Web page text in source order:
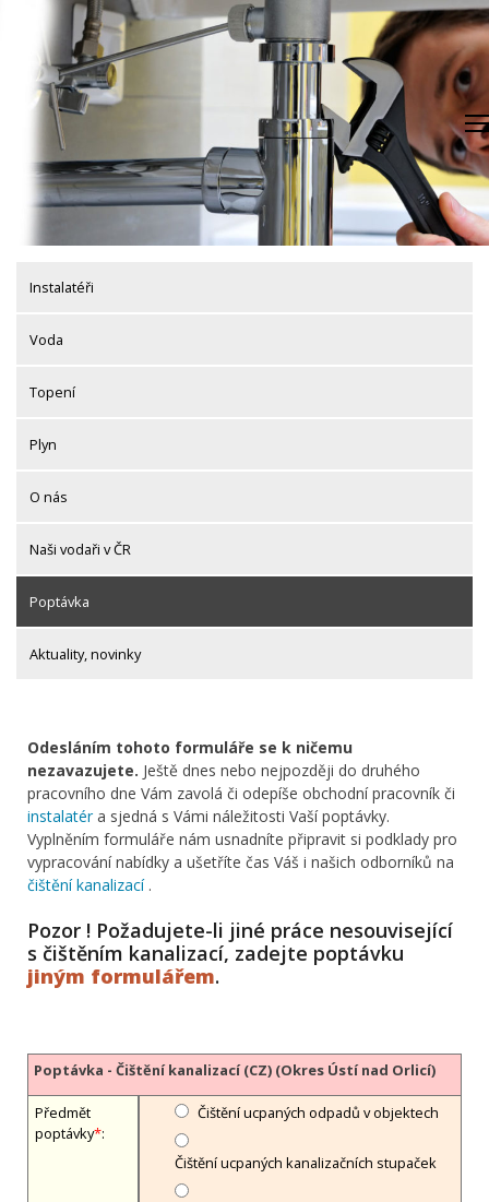
content
Instalatéři
Voda
Topení
Plyn
O nás
Naši vodaři v ČR
Poptávka
Aktuality, novinky
Odesláním tohoto formuláře se k ničemu
nezavazujete. Ještě dnes nebo nejpozději do druhého
pracovního dne Vám zavolá či odepíše obchodní pracovník či
instalatéra sjedná s Vámi náležitosti Vaší poptávky.
Vyplněním formuláře nám usnadníte připravit si podklady pro
vypracování nabídky a ušetříte čas Váš i našich odborníků na
čištění kanalizací.
Pozor ! Požadujete-li jiné práce nesouvisející
s čištěním kanalizací, zadejte poptávku
jiným formulářem.
Poptávka - Čištění kanalizací (CZ) (Okres Ústí nad Orlicí)
Předmět
poptávky*:
Čištění ucpaných odpadů v objektech
Čištění ucpaných kanalizačních stupaček